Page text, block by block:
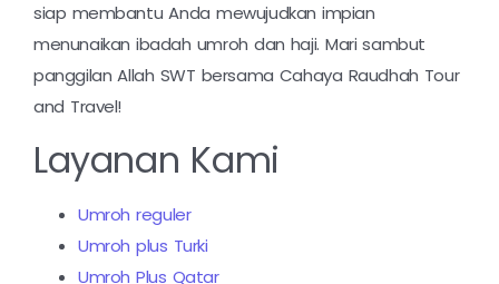
siap membantu Anda mewujudkan impian
menunaikan ibadah umroh dan haji. Mari sambut
panggilan Allah SWT bersama Cahaya Raudhah Tour
and Travel!
Layanan Kami
Umroh reguler
Umroh plus Turki
Umroh Plus Qatar